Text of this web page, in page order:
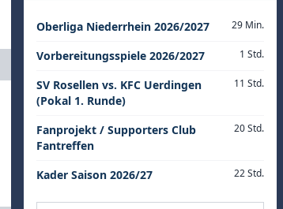
Oberliga Niederrhein 2026/2027 29 Min.
Vorbereitungsspiele 2026/2027 1 Std.
SV Rosellen vs. KFC Uerdingen
(Pokal 1. Runde)
11 Std.
Fanprojekt / Supporters Club
Fantreffen
20 Std.
Kader Saison 2026/27 22 Std.